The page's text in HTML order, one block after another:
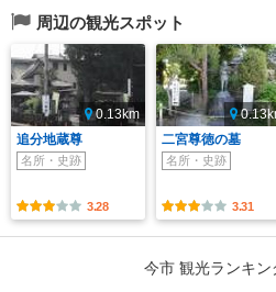
周辺の観光スポット
0.13km
追分地蔵尊
名所・史跡
3.28
二宮尊徳の墓
名所・史跡
3.31
今市 観光ランキン